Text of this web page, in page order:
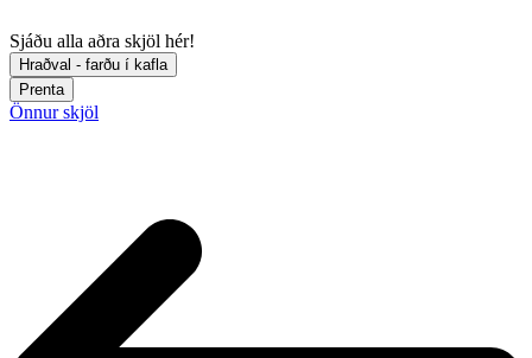
Sjáðu alla aðra skjöl hér!
Hraðval - farðu í kafla
Prenta
Önnur skjöl